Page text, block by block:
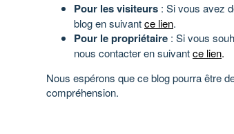
Pour les visiteurs : Si vous avez
blog en suivantce lien.
Pour le propriétaire : Si vous
nous contacter en suivantce lien.
Nous espérons que ce blog pourra être
compréhension.